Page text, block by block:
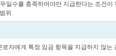
일수를 충족하여야만 지급한다는 조건이
위
자에게 특정 임금 항목을 지급하지 않는